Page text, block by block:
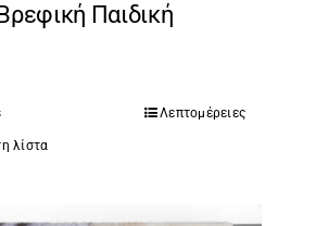
Παιδική
Λεπτομέρειες
λίστα